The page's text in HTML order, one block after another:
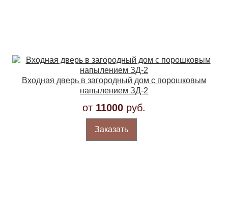
Входная дверь в загородный дом с порошковым
напылением ЗД-2
от 11000 руб.
Заказать